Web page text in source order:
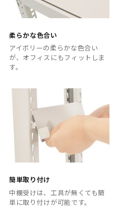
柔らかな色合い
アイボリーの柔らかな色合い
が、オフィスにもフィットしま
す。
簡単取り付け
中棚受けは、工具が無くても簡
単に取り付けが可能です。